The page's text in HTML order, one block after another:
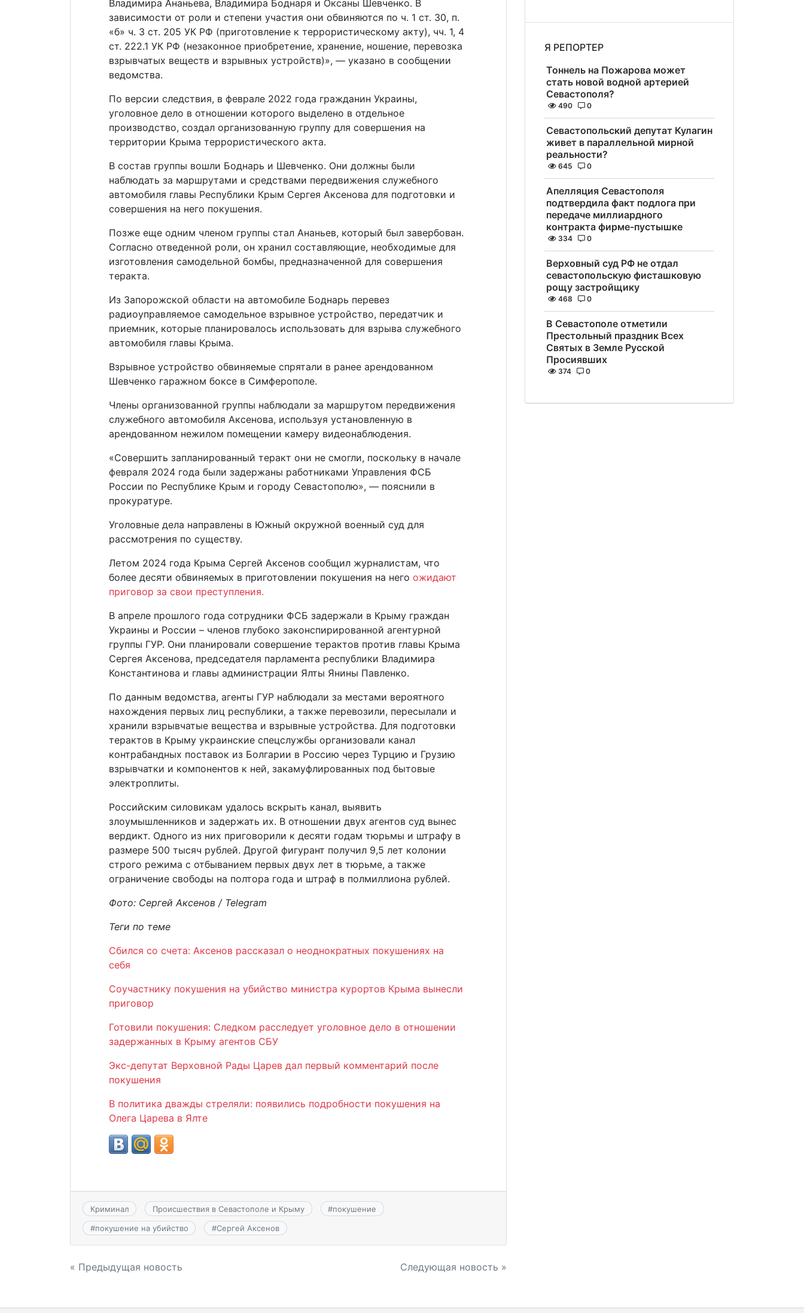
Владимира Ананьева, Владимира Боднаря и Оксаны Шевченко. В
зависимости от роли и степени участия они обвиняются по ч. 1 ст. 30, п.
«б» ч. 3 ст. 205 УК РФ (приготовление к террористическому акту), чч. 1, 4
ст. 222.1 УК РФ (незаконное приобретение, хранение, ношение, перевозка
взрывчатых веществ и взрывных устройств)», — указано в сообщении
ведомства.
По версии следствия, в феврале 2022 года гражданин Украины,
уголовное дело в отношении которого выделено в отдельное
производство, создал организованную группу для совершения на
территории Крыма террористического акта.
В состав группы вошли Боднарь и Шевченко. Они должны были
наблюдать за маршрутами и средствами передвижения служебного
автомобиля главы Республики Крым Сергея Аксенова для подготовки и
совершения на него покушения.
Позже еще одним членом группы стал Ананьев, который был завербован.
Согласно отведенной роли, он хранил составляющие, необходимые для
изготовления самодельной бомбы, предназначенной для совершения
теракта.
Из Запорожской области на автомобиле Боднарь перевез
радиоуправляемое самодельное взрывное устройство, передатчик и
приемник, которые планировалось использовать для взрыва служебного
автомобиля главы Крыма.
Взрывное устройство обвиняемые спрятали в ранее арендованном
Шевченко гаражном боксе в Симферополе.
Члены организованной группы наблюдали за маршрутом передвижения
служебного автомобиля Аксенова, используя установленную в
арендованном нежилом помещении камеру видеонаблюдения.
«Совершить запланированный теракт они не смогли, поскольку в начале
февраля 2024 года были задержаны работниками Управления ФСБ
России по Республике Крым и городу Севастополю», — пояснили в
прокуратуре.
Уголовные дела направлены в Южный окружной военный суд для
рассмотрения по существу.
Летом 2024 года Крыма Сергей Аксенов сообщил журналистам, что
более десяти обвиняемых в приготовлении покушения на него ожидают
приговор за свои преступления.
В апреле прошлого года сотрудники ФСБ задержали в Крыму граждан
Украины и России – членов глубоко законспирированной агентурной
группы ГУР. Они планировали совершение терактов против главы Крыма
Сергея Аксенова, председателя парламента республики Владимира
Константинова и главы администрации Ялты Янины Павленко.
По данным ведомства, агенты ГУР наблюдали за местами вероятного
нахождения первых лиц республики, а также перевозили, пересылали и
хранили взрывчатые вещества и взрывные устройства. Для подготовки
терактов в Крыму украинские спецслужбы организовали канал
контрабандных поставок из Болгарии в Россию через Турцию и Грузию
взрывчатки и компонентов к ней, закамуфлированных под бытовые
электроплиты.
Российским силовикам удалось вскрыть канал, выявить
злоумышленников и задержать их. В отношении двух агентов суд вынес
вердикт. Одного из них приговорили к десяти годам тюрьмы и штрафу в
размере 500 тысяч рублей. Другой фигурант получил 9,5 лет колонии
строго режима с отбыванием первых двух лет в тюрьме, а также
ограничение свободы на полтора года и штраф в полмиллиона рублей.
Фото: Сергей Аксенов / Telegram
Теги по теме
Сбился со счета: Аксенов рассказал о неоднократных покушениях на
себя
Соучастнику покушения на убийство министра курортов Крыма вынесли
приговор
Готовили покушения: Следком расследует уголовное дело в отношении
задержанных в Крыму агентов СБУ
Экс-депутат Верховной Рады Царев дал первый комментарий после
покушения
В политика дважды стреляли: появились подробности покушения на
Олега Царева в Ялте
Криминал Происшествия в Севастополе и Крыму #покушение
#покушение на убийство #Сергей Аксенов
Навигация
« Предыдущая новость Следующая новость »
Я РЕПОРТЕР
Тоннель на Пожарова может
стать новой водной артерией
Севастополя?
490 0
Севастопольский депутат Кулагин
живет в параллельной мирной
реальности?
645 0
Апелляция Севастополя
подтвердила факт подлога при
передаче миллиардного
контракта фирме-пустышке
334 0
Верховный суд РФ не отдал
севастопольскую фисташковую
рощу застройщику
468 0
В Севастополе отметили
Престольный праздник Всех
Святых в Земле Русской
Просиявших
374 0